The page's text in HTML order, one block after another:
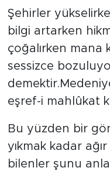
Şehirler
bilgi artarken
çoğalırken mana
sessizce
eşref-i mahlûkat
Bu yüzden bir
yıkmak kadar
bilenler şunu
SAĞLIK
SİYASET
MEDYA KÖŞESİ
FOTO GALERİ
VİDEOLAR